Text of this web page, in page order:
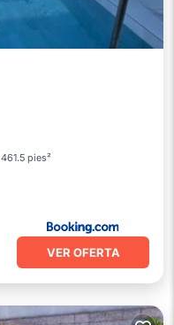
461.5 pies²
VER OFERTA